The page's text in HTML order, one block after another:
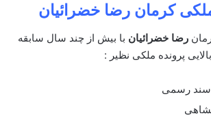
کرمان رضا خضرائیان
رضا خضرائیان با بیش از چند سال سابقه
پرونده ملکی نظیر :
سند رسمی